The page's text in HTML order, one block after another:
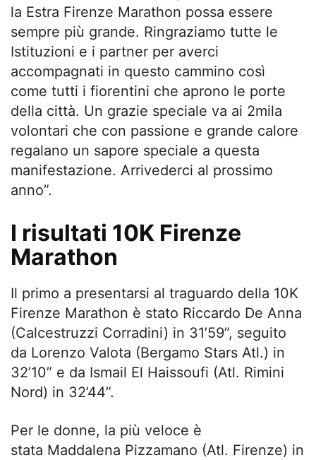
la Estra Firenze Marathon possa essere
sempre più grande. Ringraziamo tutte le
Istituzioni e i partner per averci
accompagnati in questo cammino così
come tutti i fiorentini che aprono le porte
della città. Un grazie speciale va ai 2mila
volontari che con passione e grande calore
regalano un sapore speciale a questa
manifestazione. Arrivederci al prossimo
anno”.
I risultati 10K Firenze
Marathon
Il primo a presentarsi al traguardo della 10K
Firenze Marathon è stato Riccardo De Anna
(Calcestruzzi Corradini) in 31’59”, seguito
da Lorenzo Valota (Bergamo Stars Atl.) in
32’10” e da Ismail El Haissoufi (Atl. Rimini
Nord) in 32’44”.
Per le donne, la più veloce è
stata Maddalena Pizzamano (Atl. Firenze) in